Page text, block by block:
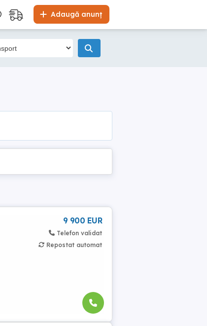
Adaugă anunț
9 900 EUR
Telefon validat
Repostat automat